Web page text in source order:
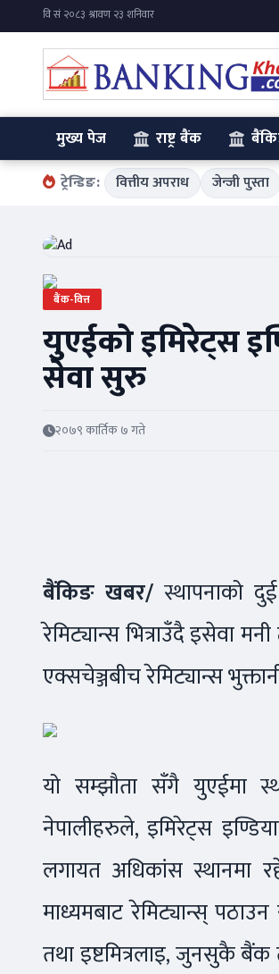
मुख्य पेज राष्ट्र बैंक
ट्रेन्डिङ: वित्तीय अपराध जेन्जी पुस्ता
बैंक-वित्त
युएईको इमिरेट्स
सेवा सुरु
२०७९ कार्तिक ७ गते
बैंकिङ खबर/स्थापनाको
रेमिट्यान्स भित्राउँदै इसेवा
एक्सचेञ्जबीच रेमिट्यान्स
यो सम्झौता सँगै युएईमा
नेपालीहरुले, इमिरेट्स
लगायत अधिकांस स्थानमा
माध्यमबाट रेमिट्यान्स्
तथा इष्टमित्रलाइ, जुनसुकै बैंक